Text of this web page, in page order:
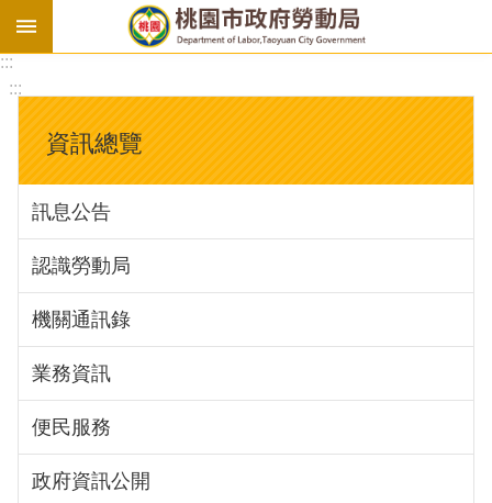
基
法
勞
資
會
庇
護
工
場
進
:::
:::
資訊總覽
訊息公告
認識勞動局
機關通訊錄
業務資訊
便民服務
政府資訊公開